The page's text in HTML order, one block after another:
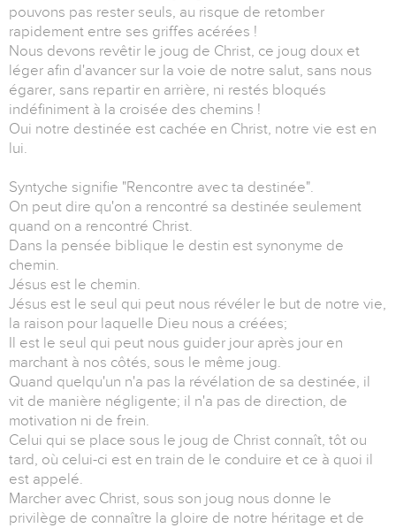
pouvons pas rester seuls, au risque de retomber
rapidement entre ses griffes acérées !
Nous devons revêtir le joug de Christ, ce joug doux et
léger afin d'avancer sur la voie de notre salut, sans nous
égarer, sans repartir en arrière, ni restés bloqués
indéfiniment à la croisée des chemins !
Oui notre destinée est cachée en Christ, notre vie est en
lui.
Syntyche signifie "Rencontre avec ta destinée".
On peut dire qu'on a rencontré sa destinée seulement
quand on a rencontré Christ.
Dans la pensée biblique le destin est synonyme de
chemin.
Jésus est le chemin.
Jésus est le seul qui peut nous révéler le but de notre vie,
la raison pour laquelle Dieu nous a créées;
Il est le seul qui peut nous guider jour après jour en
marchant à nos côtés, sous le même joug.
Quand quelqu'un n'a pas la révélation de sa destinée, il
vit de manière négligente; il n'a pas de direction, de
motivation ni de frein.
Celui qui se place sous le joug de Christ connaît, tôt ou
tard, où celui-ci est en train de le conduire et ce à quoi il
est appelé.
Marcher avec Christ, sous son joug nous donne le
privilège de connaître la gloire de notre héritage et de